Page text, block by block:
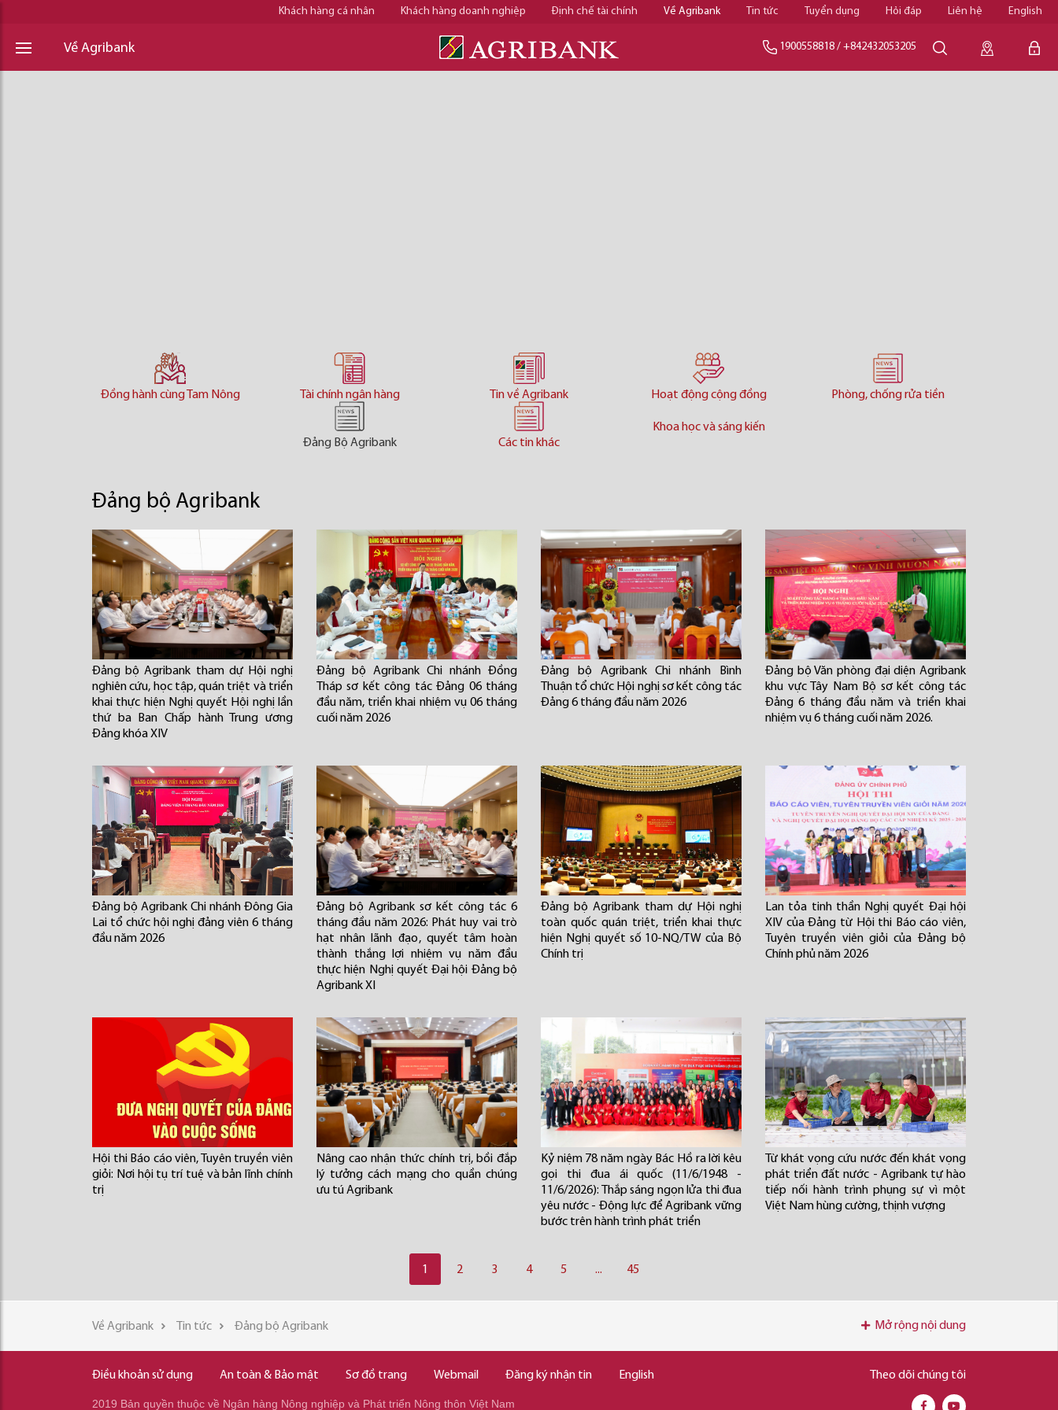
Khách hàng cá nhân Khách hàng doanh nghiệp Định chế tài chính Về Agribank Tin tức Tuyển dụng Hỏi đáp Liên hệ English
Về Agribank 1900558818 / +842432053205
Đồng hành cùng Tam Nông Tài chính ngân hàng Tin về Agribank Hoạt động cộng đồng Phòng, chống rửa tiền
Đảng Bộ Agribank Các tin khác
Khoa học và sáng kiến
Đảng bộ Agribank
Đảng bộ Agribank tham dự Hội nghị
nghiên cứu, học tập, quán triệt và triển
khai thực hiện Nghị quyết Hội nghị lần
thứ ba Ban Chấp hành Trung ương
Đảng khóa XIV
Đảng bộ Agribank Chi nhánh Đồng
Tháp sơ kết công tác Đảng 06 tháng
đầu năm, triển khai nhiệm vụ 06 tháng
cuối năm 2026
Đảng bộ Agribank Chi nhánh Bình
Thuận tổ chức Hội nghị sơ kết công tác
Đảng 6 tháng đầu năm 2026
Đảng bộ Văn phòng đại diện Agribank
khu vực Tây Nam Bộ sơ kết công tác
Đảng 6 tháng đầu năm và triển khai
nhiệm vụ 6 tháng cuối năm 2026.
Đảng bộ Agribank Chi nhánh Đông Gia
Lai tổ chức hội nghị đảng viên 6 tháng
đầu năm 2026
Đảng bộ Agribank sơ kết công tác 6
tháng đầu năm 2026: Phát huy vai trò
hạt nhân lãnh đạo, quyết tâm hoàn
thành thắng lợi nhiệm vụ năm đầu
thực hiện Nghị quyết Đại hội Đảng bộ
Agribank XI
Đảng bộ Agribank tham dự Hội nghị
toàn quốc quán triệt, triển khai thực
hiện Nghị quyết số 10-NQ/TW của Bộ
Chính trị
Lan tỏa tinh thần Nghị quyết Đại hội
XIV của Đảng từ Hội thi Báo cáo viên,
Tuyên truyền viên giỏi của Đảng bộ
Chính phủ năm 2026
Hội thi Báo cáo viên, Tuyên truyền viên
giỏi: Nơi hội tụ trí tuệ và bản lĩnh chính
trị
Nâng cao nhận thức chính trị, bồi đắp
lý tưởng cách mạng cho quần chúng
ưu tú Agribank
Kỷ niệm 78 năm ngày Bác Hồ ra lời kêu
gọi thi đua ái quốc (11/6/1948 -
11/6/2026): Thắp sáng ngọn lửa thi đua
yêu nước - Động lực để Agribank vững
bước trên hành trình phát triển
Từ khát vọng cứu nước đến khát vọng
phát triển đất nước - Agribank tự hào
tiếp nối hành trình phụng sự vì một
Việt Nam hùng cường, thịnh vượng
1 2 3 4 5 ... 45
Về Agribank Tin tức Đảng bộ Agribank Mở rộng nội dung
Điều khoản sử dụng An toàn & Bảo mật Sơ đồ trang Webmail Đăng ký nhận tin English
2019 Bản quyền thuộc về Ngân hàng Nông nghiệp và Phát triển Nông thôn Việt Nam
Theo dõi chúng tôi